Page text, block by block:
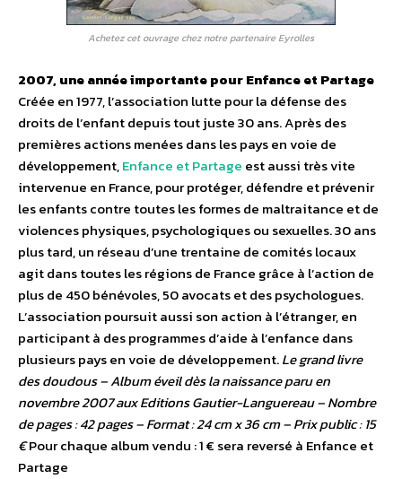
Achetez cet ouvrage chez notre partenaire Eyrolles
2007, une année importante pour Enfance et Partage
Créée en 1977, l’association lutte pour la défense des
droits de l’enfant depuis tout juste 30 ans. Après des
premières actions menées dans les pays en voie de
développement,Enfance et Partage est aussi très vite
intervenue en France, pour protéger, défendre et prévenir
les enfants contre toutes les formes de maltraitance et de
violences physiques, psychologiques ou sexuelles. 30 ans
plus tard, un réseau d’une trentaine de comités locaux
agit dans toutes les régions de France grâce à l’action de
plus de 450 bénévoles, 50 avocats et des psychologues.
L’association poursuit aussi son action à l’étranger, en
participant à des programmes d’aide à l’enfance dans
plusieurs pays en voie de développement.Le grand livre
des doudous – Album éveil dès la naissance paru en
novembre 2007 aux Editions Gautier-Languereau – Nombre
de pages : 42 pages – Format : 24 cm x 36 cm – Prix public : 15
€Pour chaque album vendu : 1 € sera reversé à Enfance et
Partage